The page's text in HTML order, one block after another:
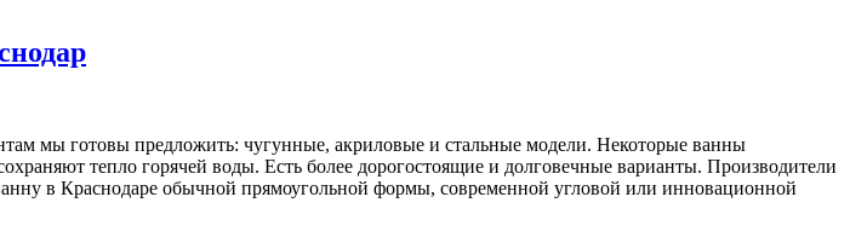
мы готовы предложить: чугунные, акриловые и стальные модели. Некоторые ванны
тепло горячей воды. Есть более дорогостоящие и долговечные варианты. Производители
в Краснодаре обычной прямоугольной формы, современной угловой или инновационной